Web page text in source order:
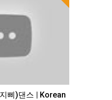
삐)댄스 | Korean